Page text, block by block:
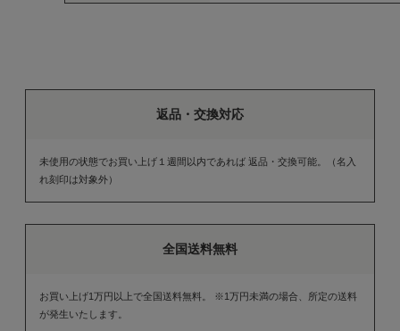
返品・交換対応
未使用の状態でお買い上げ１週間以内であれば 返品・交換可能。（名入
れ刻印は対象外）
全国送料無料
お買い上げ1万円以上で全国送料無料。 ※1万円未満の場合、所定の送料
が発生いたします。